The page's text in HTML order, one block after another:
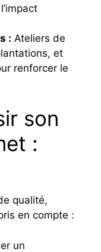
: Ateliers de
et
renforcer le
son
:
qualité,
en compte :
un